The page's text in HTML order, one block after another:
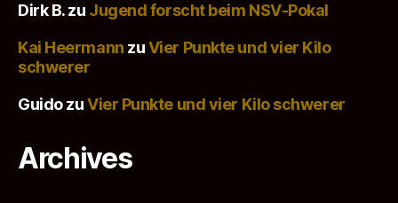
Dirk B.zu Jugend forscht beim NSV-Pokal
Kai Heermann zuVier Punkte und vier Kilo
schwerer
GuidozuVier Punkte und vier Kilo schwerer
Archives